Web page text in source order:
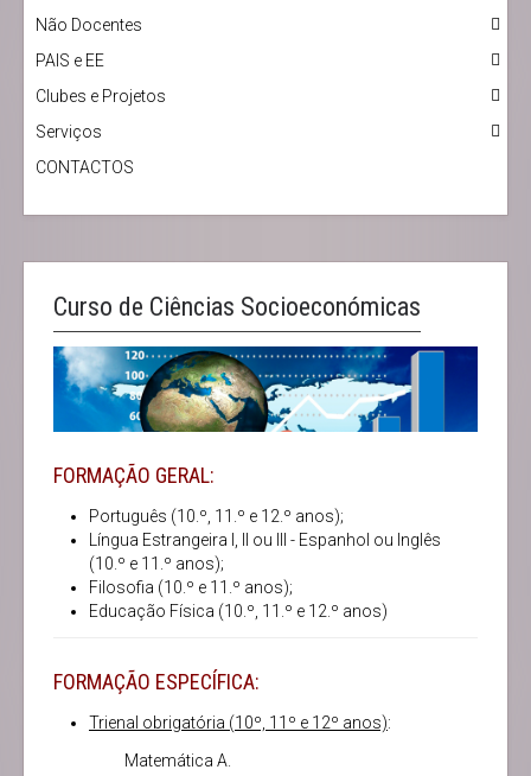
Não Docentes
PAIS e EE
Clubes e Projetos
Serviços
CONTACTOS
Curso de Ciências Socioeconómicas
FORMAÇÃO GERAL:
Português (10.º, 11.º e 12.º anos);
Língua Estrangeira I, II ou III - Espanhol ou Inglês
(10.º e 11.º anos);
Filosofia (10.º e 11.º anos);
Educação Física (10.º, 11.º e 12.º anos)
FORMAÇÃO ESPECÍFICA:
Trienal obrigatória (10º, 11º e 12º anos):
Matemática A.